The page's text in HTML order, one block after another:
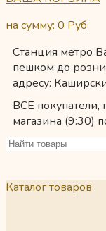
на сумму: 0 Руб
Станция метро
пешком до
адресу:
ВСЕ
магазина (9:30)
Каталог товаров